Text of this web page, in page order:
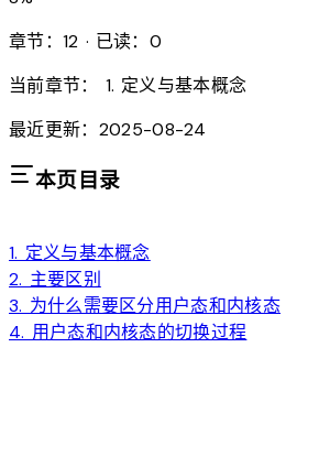
章节：12 · 已读：0
当前章节：
1. 定义与基本概念
最近更新：2025-08-24
本页目录
1. 定义与基本概念
2. 主要区别
3. 为什么需要区分用户态和内核态
4. 用户态和内核态的切换过程